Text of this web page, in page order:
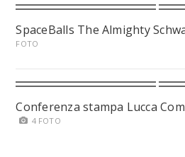
SpaceBalls The Almighty
FOTO
Conferenza stampa Lucca
4 FOTO